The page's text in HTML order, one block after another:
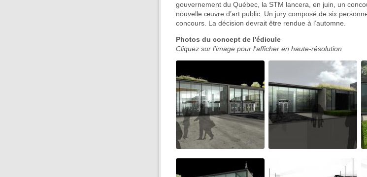
gouvernement du Québec, la STM lancera, en juin, un
nouvelle œuvre d’art public. Un jury composé de six
concours. La décision devrait être rendue à l’automne.
Photos du concept de l'édicule
Cliquez sur l'image pour l'afficher en haute-résolution